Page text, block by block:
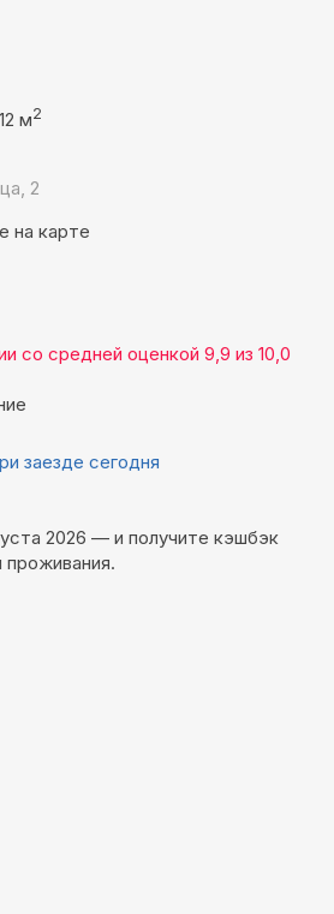
м2
2
на карте
со средней оценкой 9,9 из 10,0
заезде сегодня
2026 — и получите кэшбэк
проживания.